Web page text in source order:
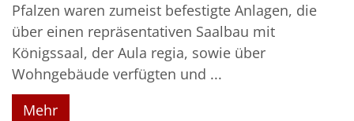
Pfalzen waren zumeist befestigte Anlagen, die
über einen repräsentativen Saalbau mit
Königssaal, der Aula regia, sowie über
Wohngebäude verfügten und ...
Mehr